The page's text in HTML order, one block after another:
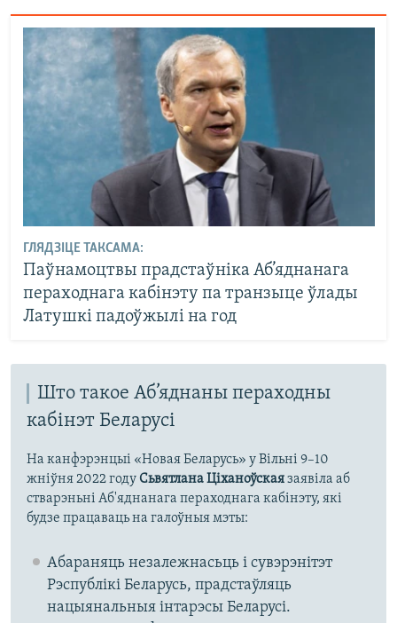
ГЛЯДЗІЦЕ ТАКСАМА:
Паўнамоцтвы прадстаўніка Аб’яднанага
пераходнага кабінэту па транзыце ўлады
Латушкі падоўжылі на год
Што такое Аб’яднаны пераходны
кабінэт Беларусі
На канфэрэнцыі «Новая Беларусь» у Вільні 9–10
жніўня 2022 годуСьвятлана Ціханоўскаязаявіла аб
стварэньні Аб'яднанага пераходнага кабінэту, які
будзе працаваць на галоўныя мэты:
Абараняць незалежнасьць і сувэрэнітэт
Рэспублікі Беларусь, прадстаўляць
нацыянальныя інтарэсы Беларусі.